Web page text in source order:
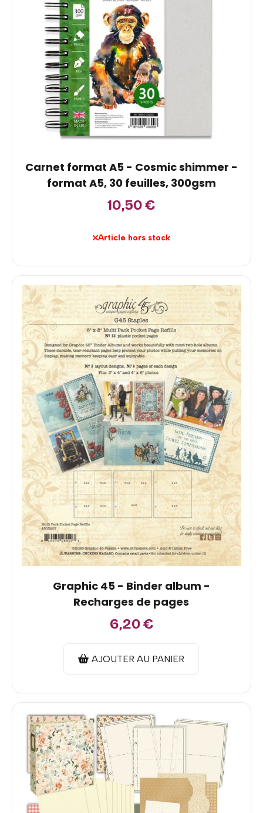
Carnet format A5 - Cosmic shimmer -
format A5, 30 feuilles, 300gsm
10,50€
Article hors stock
Graphic 45 - Binder album -
Recharges de pages
6,20€
AJOUTER AU PANIER